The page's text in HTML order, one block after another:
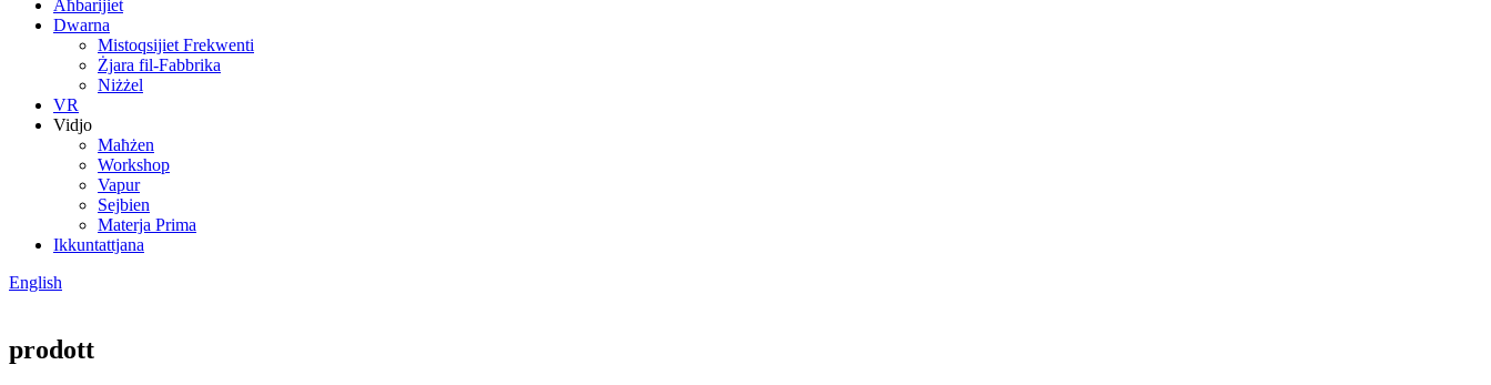
Aħbarijiet
Dwarna
Mistoqsijiet Frekwenti
Żjara fil-Fabbrika
Niżżel
VR
Vidjo
Maħżen
Workshop
Vapur
Sejbien
Materja Prima
Ikkuntattjana
English
prodott